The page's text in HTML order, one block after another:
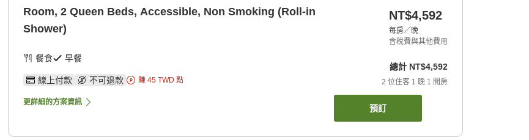
Room, 2 Queen Beds, Accessible, Non Smoking (Roll-in
Shower)
餐食 早餐
線上付款 不可退款 賺 45 TWD 點
更詳細的方案資訊
NT$4,592
每房／晚
含稅費與其他費用
總計 NT$4,592
2 位住客 1 晚 1 間房
預訂